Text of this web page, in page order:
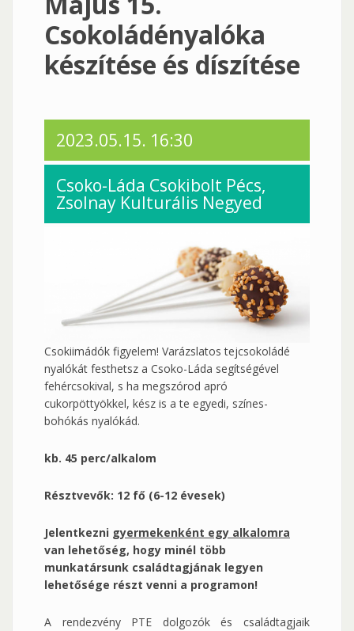
Csokoládényalóka
készítése és díszítése
2023.05.15. 16:30
Csoko-Láda Csokibolt Pécs,
Zsolnay Kulturális Negyed
Csokiimádók figyelem! Varázslatos tejcsokoládé
nyalókát festhetsz a Csoko-Láda segítségével
fehércsokival, s ha megszórod apró
cukorpöttyökkel, kész is a te egyedi, színes-
bohókás nyalókád.
kb. 45 perc/alkalom
Résztvevők: 12 fő (6-12 évesek)
Jelentkezni gyermekenként egy alkalomra
van lehetőség, hogy minél több
munkatársunk családtagjának legyen
lehetősége részt venni a programon!
A rendezvény PTE dolgozók és családtagjaik